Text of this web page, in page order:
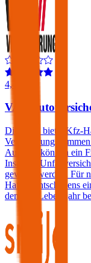
4,4
VAV
Die VAV bietet Kfz-
Aufpreis können ein
Insassen-
gewählt werden. Für
Haftpflichtschadens
dem 23. Lebensjahr